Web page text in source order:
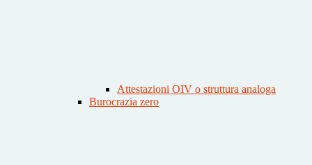
Attestazioni OIV o struttura analoga
Burocrazia zero